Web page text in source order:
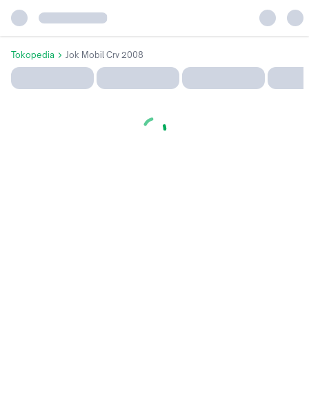
Tokopedia Jok Mobil Crv 2008